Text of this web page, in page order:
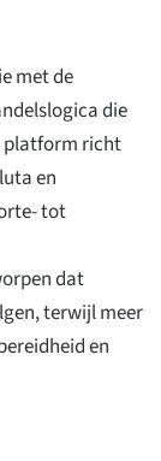
met de
die
platform richt
en
tot
dat
terwijl meer
en